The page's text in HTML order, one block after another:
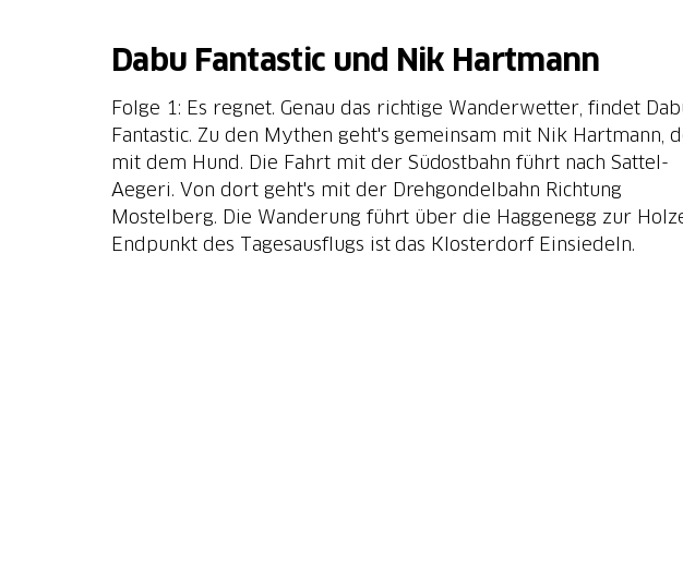
Dabu Fantastic und Nik Hartmann
Folge 1: Es regnet. Genau das richtige Wanderwetter, findet
Fantastic. Zu den Mythen geht's gemeinsam mit Nik Hartmann,
mit dem Hund. Die Fahrt mit der Südostbahn führt nach Sattel-
Aegeri. Von dort geht's mit der Drehgondelbahn Richtung
Mostelberg. Die Wanderung führt über die Haggenegg zur
Endpunkt des Tagesausflugs ist das Klosterdorf Einsiedeln.